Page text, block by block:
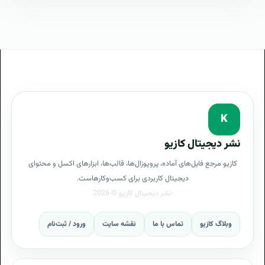
پرسشنامه اجرا تولید و مدیریت محتوا
و مدیریت محتوا
قدم به قدم برای اجرا تولید و مدیریت محتوا
پروپوزال اجرا برنامه تولید و مدیریت محتوا
K
نشر دیجیتال کازیو
کازیو مرجع فایل‌های آماده، پروپوزال‌ها، قالب‌ها، ابزارهای اکسل و محتوای
دیجیتال کاربردی برای کسب‌وکارهاست.
وبلاگ کازیو تماس با ما نقشه سایت ورود / ثبت‌نام